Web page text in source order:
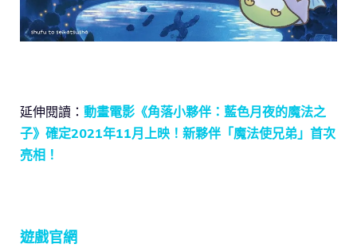
延伸閱讀： 動畫電影《角落小夥伴：藍色月夜的魔法之
子》確定2021年11月上映！新夥伴「魔法使兄弟」首次
亮相！
遊戲官網